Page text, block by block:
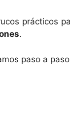
prácticos
.
paso a